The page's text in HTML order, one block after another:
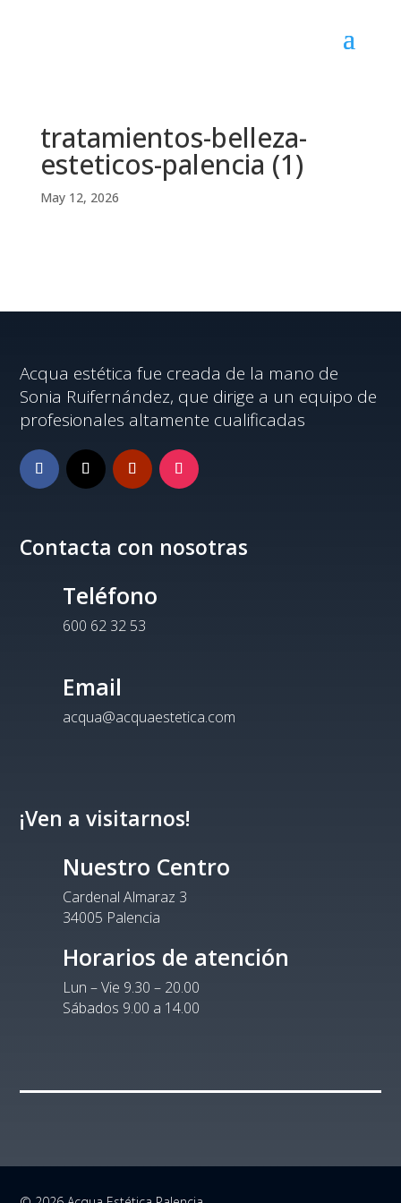
tratamientos-belleza-
esteticos-palencia (1)
May 12, 2026
Acqua estética fue creada de la mano de
Sonia Ruifernández, que dirige a un equipo de
profesionales altamente cualificadas
Contacta con nosotras
Teléfono
600 62 32 53
Email
acqua@acquaestetica.com
¡Ven a visitarnos!
Nuestro Centro
Cardenal Almaraz 3
34005 Palencia
Horarios de atención
Lun – Vie 9.30 – 20.00
Sábados 9.00 a 14.00